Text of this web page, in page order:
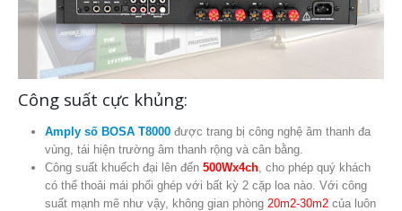
Công suất cực khủng:
Amply số BOSA T8000được trang bị công nghệ âm thanh đa
vùng, tái hiện trường âm thanh rộng và cân bằng.
Công suất khuếch đại lên đến 500Wx4ch, cho phép quý khách
có thể thoải mái phối ghép với bất kỳ 2 cặp loa nào. Với công
suất mạnh mẽ như vậy, không gian phòng 20m2-30m2của luôn